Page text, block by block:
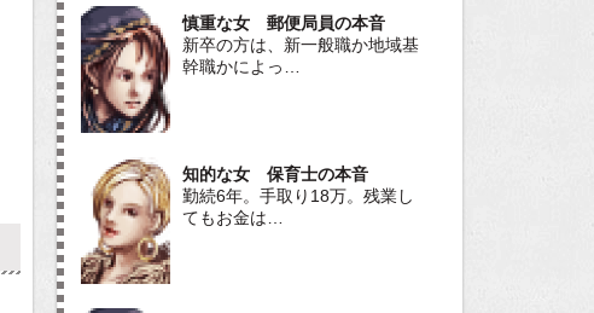
慎重な女 郵便局員の本音
新卒の方は、新一般職か地域基
幹職かによっ…
知的な女 保育士の本音
勤続6年。手取り18万。残業し
てもお金は…